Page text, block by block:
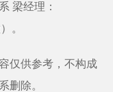
梁经理 ：
。
仅供参考，不构成
删除。